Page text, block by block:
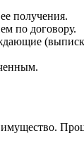
получения.
по договору.